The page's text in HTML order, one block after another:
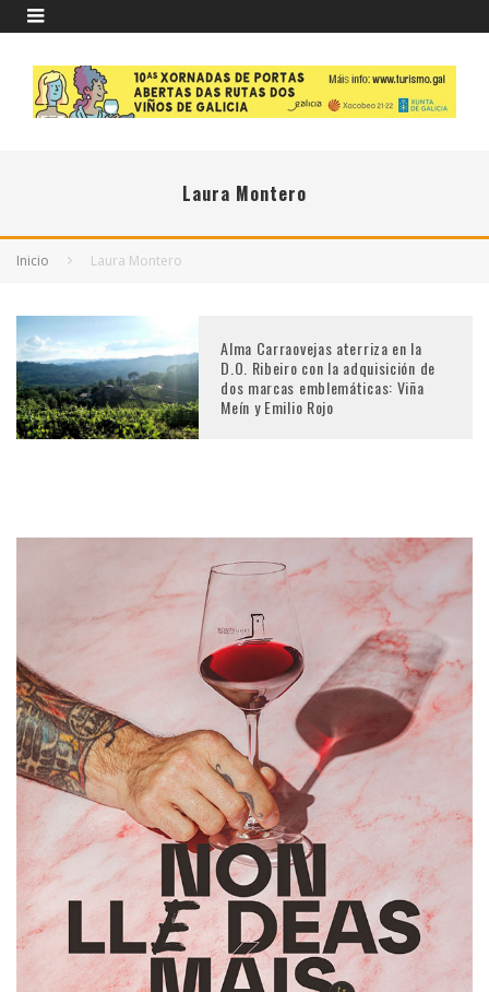
Laura Montero
Inicio Laura Montero
Alma Carraovejas aterriza en la
D.O. Ribeiro con la adquisición de
dos marcas emblemáticas: Viña
Meín y Emilio Rojo